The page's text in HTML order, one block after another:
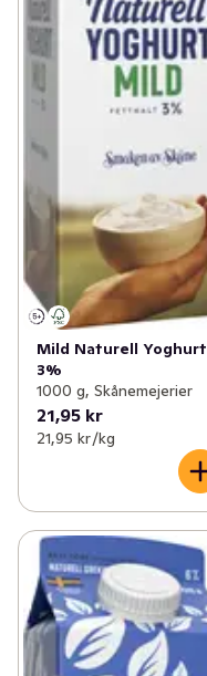
Mild Naturell Yoghurt
3%
1000 g, Skånemejerier
21,95 kr
21,95 kr /kg